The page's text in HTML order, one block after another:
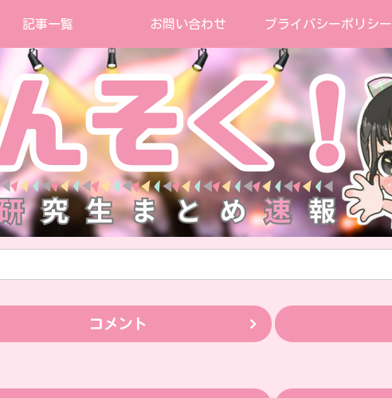
記事一覧 お問い合わせ プライバシーポリシー
コメント